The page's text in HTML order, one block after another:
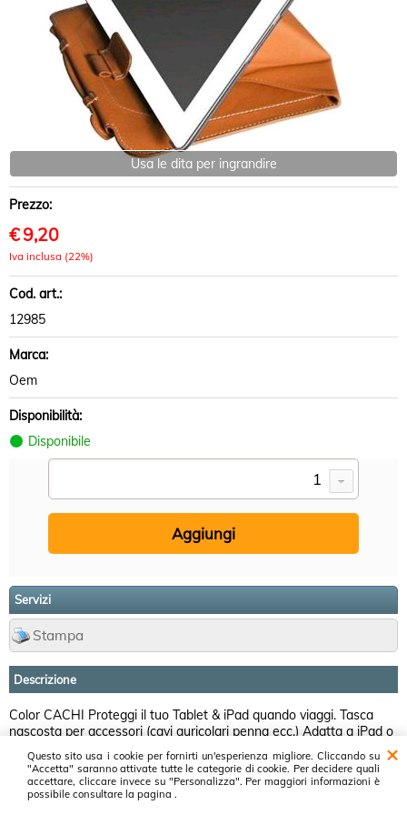
Questo sito usa i cookie per fornirti un'esperienza migliore. Cliccando su
"Accetta" saranno attivate tutte le categorie di cookie. Per decidere quali
accettare, cliccare invece su "Personalizza". Per maggiori informazioni è
possibile consultare la pagina .
Usa le dita per ingrandire
Prezzo:
€9,20
Iva inclusa (22%)
Cod. art.:
12985
Marca:
Oem
Disponibilità:
Disponibile
Servizi
Stampa
Descrizione
Color CACHI Proteggi il tuo Tablet & iPad quando viaggi. Tasca
nascosta per accessori (cavi auricolari penna ecc.) Adatta a iPad o
Tablet sotti i 10'' (dimensioni 28x21.3 cm) Due possibili posizioni
per la lettura
Proservice srl ~ Cash & Carry Prodotti Informatici ~ Via Luxemburg, 37 -